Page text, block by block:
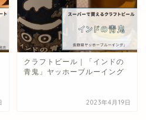
クラフトビール｜「インドの
青鬼」ヤッホーブルーイング
2023年4月19日